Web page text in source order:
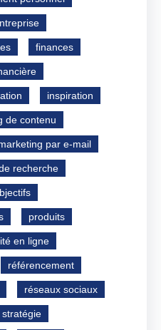
finances
inspiration
de contenu
par e-mail
recherche
produits
en ligne
référencement
réseaux sociaux
stratégie